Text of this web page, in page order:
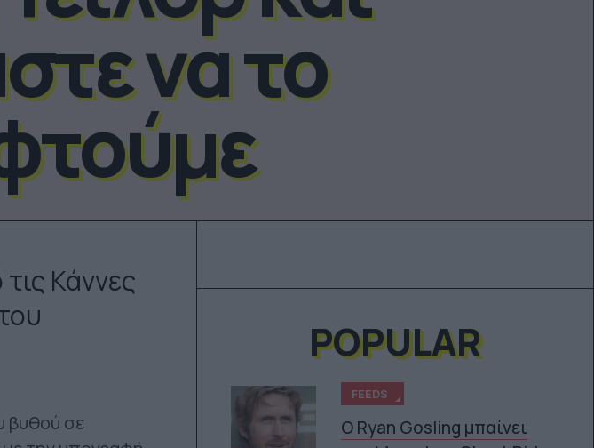
να το
Κάννες
βυθού σε
POPULAR
FEEDS
Ο Ryan Gosling μπαίνει